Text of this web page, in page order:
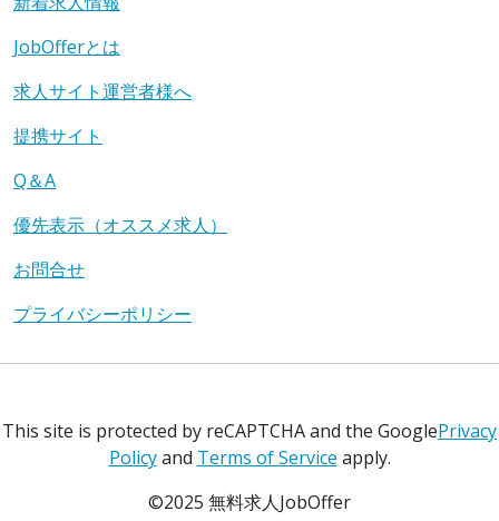
JobOfferとは
求人サイト運営者様へ
提携サイト
Q＆A
優先表示（オススメ求人）
お問合せ
プライバシーポリシー
This site is protected by reCAPTCHA and the GooglePrivacy
Policyand Terms of Service apply.
©2025 無料求人JobOffer